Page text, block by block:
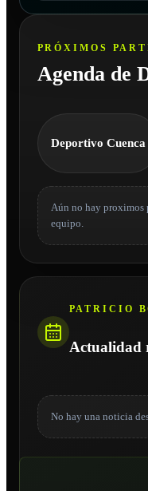
PRÓXIMOS
Agenda de
Deportivo Cuenca
Aún no hay proximos
equipo.
PATRICIO
Actualidad
No hay una noticia